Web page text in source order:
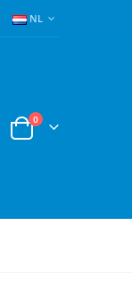
TAAL NL
Cart
0producten